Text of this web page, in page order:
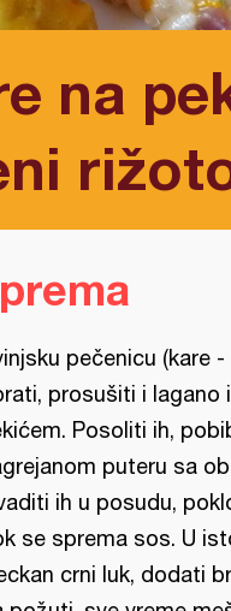
na
pečenicu (kare
prosušiti i lagano
Posoliti ih,
puteru sa
ih u posudu,
se sprema sos. U
crni luk, dodati